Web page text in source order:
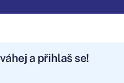
neváhej a přihlaš se!